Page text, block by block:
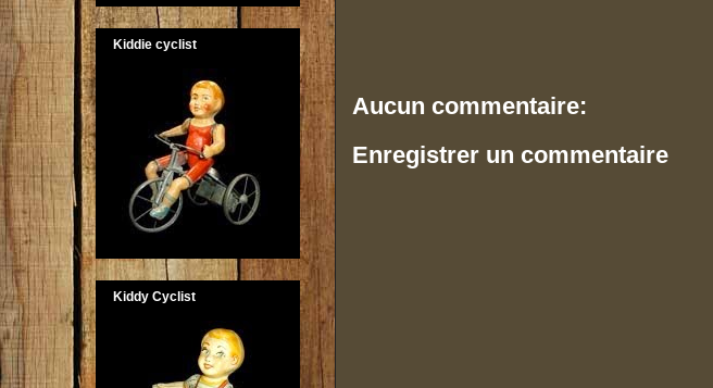
Aucun commentaire:
Enregistrer un commentaire
Kiddie cyclist
Kiddy Cyclist